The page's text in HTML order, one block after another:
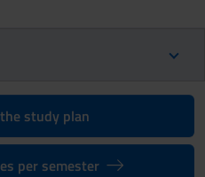
study plan
per semester